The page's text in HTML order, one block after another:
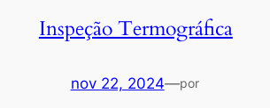
Inspeção Termográfica
nov 22, 2024—por